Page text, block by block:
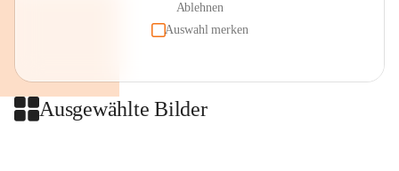
Ablehnen
Auswahl merken
Ausgewählte Bilder